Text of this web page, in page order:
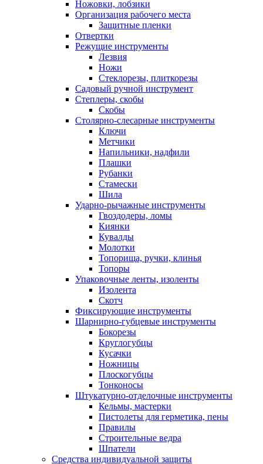
Ножовки, лобзики
Организация рабочего места
Защитные пленки
Отвертки
Режущие инструменты
Лезвия
Ножи
Стеклорезы, плиткорезы
Садовый ручной инструмент
Степлеры, скобы
Скобы
Столярно-слесарные инструменты
Ключи
Метчики
Напильники, надфили
Плашки
Рубанки
Стамески
Шила
Ударно-рычажные инструменты
Гвоздодеры, ломы
Киянки
Кувалды
Молотки
Топорища, ручки, клинья
Топоры
Упаковочные ленты, изоленты
Изолента
Скотч
Фиксирующие инструменты
Шарнирно-губцевые инструменты
Бокорезы
Круглогубцы
Кусачки
Ножницы
Плоскогубцы
Тонконосы
Штукатурно-отделочные инструменты
Кельмы, мастерки
Пистолеты для герметика, пены
Правилы
Строительные ведра
Шпатели
Средства индивидуальной защиты